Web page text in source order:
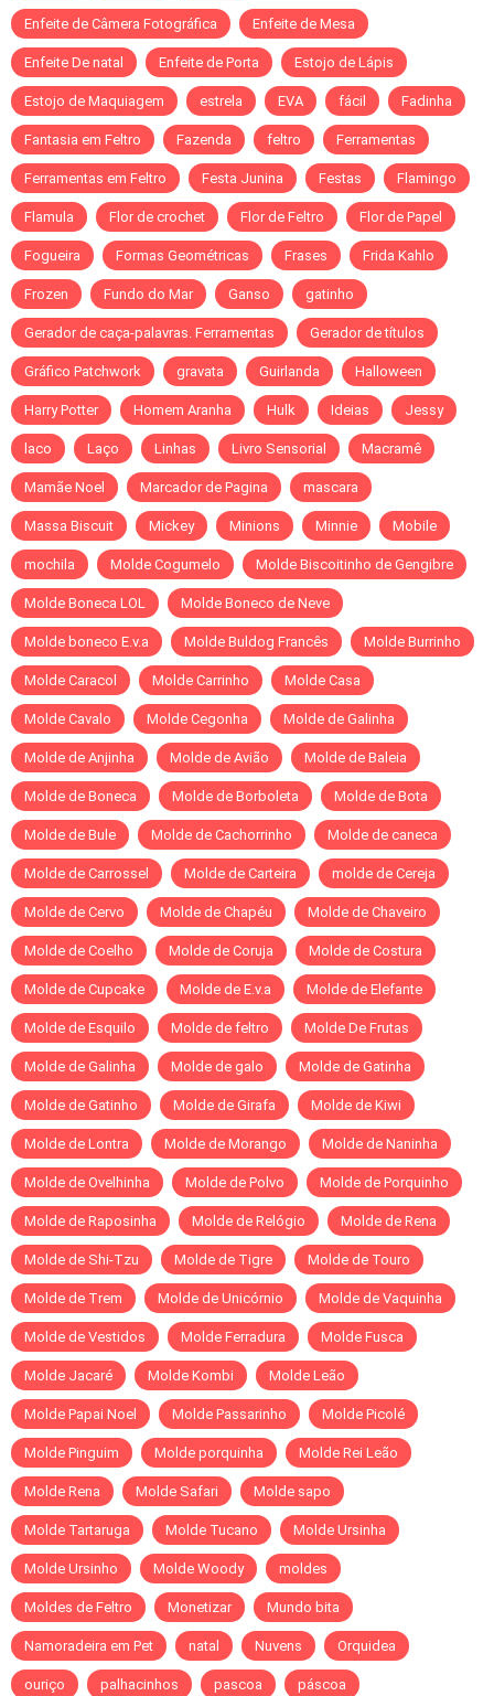
Enfeite de Câmera Fotográfica Enfeite de Mesa
Enfeite De natal Enfeite de Porta Estojo de Lápis
Estojo de Maquiagem estrela EVA fácil Fadinha
Fantasia em Feltro Fazenda feltro Ferramentas
Ferramentas em Feltro Festa Junina Festas Flamingo
Flamula Flor de crochet Flor de Feltro Flor de Papel
Fogueira Formas Geométricas Frases Frida Kahlo
Frozen Fundo do Mar Ganso gatinho
Gerador de caça-palavras. Ferramentas Gerador de títulos
Gráfico Patchwork gravata Guirlanda Halloween
Harry Potter Homem Aranha Hulk Ideias Jessy
laco Laço Linhas Livro Sensorial Macramê
Mamãe Noel Marcador de Pagina mascara
Massa Biscuit Mickey Minions Minnie Mobile
mochila Molde Cogumelo Molde Biscoitinho de Gengibre
Molde Boneca LOL Molde Boneco de Neve
Molde boneco E.v.a Molde Buldog Francês Molde Burrinho
Molde Caracol Molde Carrinho Molde Casa
Molde Cavalo Molde Cegonha Molde de Galinha
Molde de Anjinha Molde de Avião Molde de Baleia
Molde de Boneca Molde de Borboleta Molde de Bota
Molde de Bule Molde de Cachorrinho Molde de caneca
Molde de Carrossel Molde de Carteira molde de Cereja
Molde de Cervo Molde de Chapéu Molde de Chaveiro
Molde de Coelho Molde de Coruja Molde de Costura
Molde de Cupcake Molde de E.v.a Molde de Elefante
Molde de Esquilo Molde de feltro Molde De Frutas
Molde de Galinha Molde de galo Molde de Gatinha
Molde de Gatinho Molde de Girafa Molde de Kiwi
Molde de Lontra Molde de Morango Molde de Naninha
Molde de Ovelhinha Molde de Polvo Molde de Porquinho
Molde de Raposinha Molde de Relógio Molde de Rena
Molde de Shi-Tzu Molde de Tigre Molde de Touro
Molde de Trem Molde de Unicórnio Molde de Vaquinha
Molde de Vestidos Molde Ferradura Molde Fusca
Molde Jacaré Molde Kombi Molde Leão
Molde Papai Noel Molde Passarinho Molde Picolé
Molde Pinguim Molde porquinha Molde Rei Leão
Molde Rena Molde Safari Molde sapo
Molde Tartaruga Molde Tucano Molde Ursinha
Molde Ursinho Molde Woody moldes
Moldes de Feltro Monetizar Mundo bita
Namoradeira em Pet natal Nuvens Orquidea
ouriço palhacinhos pascoa páscoa